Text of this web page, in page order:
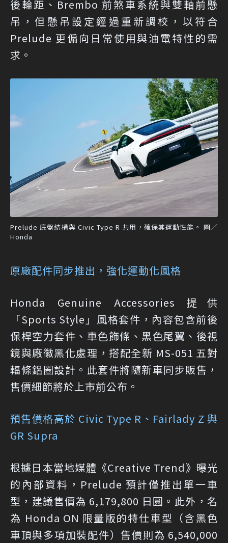
後輪距、Brembo 前煞車系統與雙軸前懸
吊，但懸吊設定經過重新調校，以符合
Prelude 更偏向日常使用與油電特性的需
求。
Prelude 底盤結構與 Civic Type R 共用，確保其運動性能。 圖／
Honda
原廠配件同步推出，強化運動化風格
Honda Genuine Accessories 提供
「Sports Style」風格套件，內容包含前後
保桿空力套件、車色飾條、黑色尾翼、後視
鏡與廠徽黑化處理，搭配全新 MS-051 五對
輻條鋁圈設計。此套件將隨新車同步販售，
售價細節將於上市前公布。
預售價格高於 Civic Type R、Fairlady Z 與
GR Supra
根據日本當地媒體《Creative Trend》曝光
的內部資料，Prelude 預計僅推出單一車
型，建議售價為 6,179,800 日圓。此外，名
為 Honda ON 限量版的特仕車型（含黑色
車頂與多項加裝配件）售價則為 6,540,000